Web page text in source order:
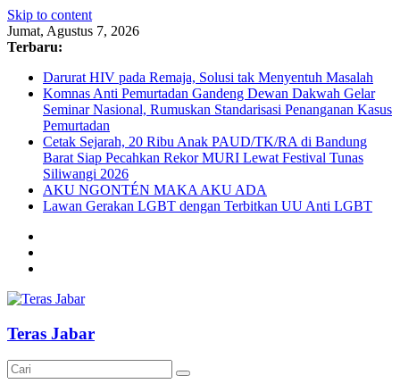
Skip to content
Jumat, Agustus 7, 2026
Terbaru:
Darurat HIV pada Remaja, Solusi tak Menyentuh Masalah
Komnas Anti Pemurtadan Gandeng Dewan Dakwah Gelar
Seminar Nasional, Rumuskan Standarisasi Penanganan Kasus
Pemurtadan
Cetak Sejarah, 20 Ribu Anak PAUD/TK/RA di Bandung
Barat Siap Pecahkan Rekor MURI Lewat Festival Tunas
Siliwangi 2026
AKU NGONTÉN MAKA AKU ADA
Lawan Gerakan LGBT dengan Terbitkan UU Anti LGBT
Teras Jabar